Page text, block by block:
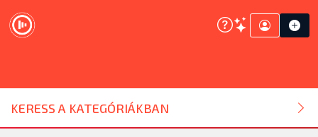
KERESS A KATEGÓRIÁKBAN
DJ ESZKÖZ
HANGTECHNIKA